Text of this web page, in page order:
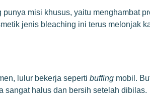
misi khusus, yaitu menghambat
jenis bleaching ini terus melonjak
lulur bekerja seperti buffing mobil.
sangat halus dan bersih setelah dibilas.